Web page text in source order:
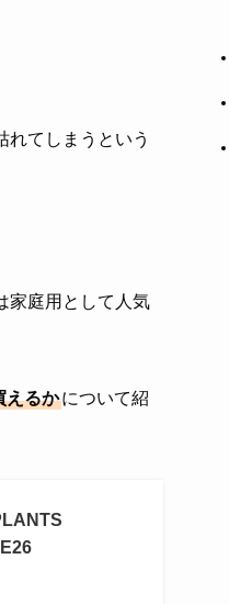
れてしまうという
家庭用として人気
えるかについて紹